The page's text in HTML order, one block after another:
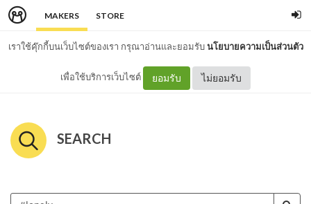
MAKERS STORE
เราใช้คุ๊กกี้บนเว็บไซต์ของเรา กรุณาอ่านและยอมรับนโยบายความเป็นส่วนตัว
เพื่อใช้บริการเว็บไซต์ ยอมรับ ไม่ยอมรับ
SEARCH